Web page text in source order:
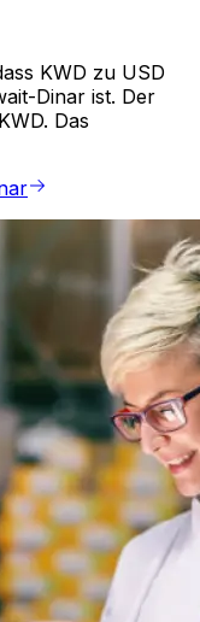
KWD zu USD
Dinar ist. Der
Das